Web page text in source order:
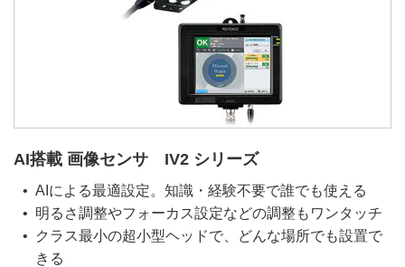
AI搭載 画像センサ IV2 シリーズ
AIによる最適設定。知識・経験不要で誰でも使える
明るさ調整やフォーカス設定などの調整もワンタッチ
クラス最小の超小型ヘッドで、どんな場所でも設置で
きる